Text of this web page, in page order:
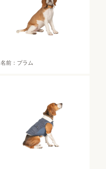
名前：プラム